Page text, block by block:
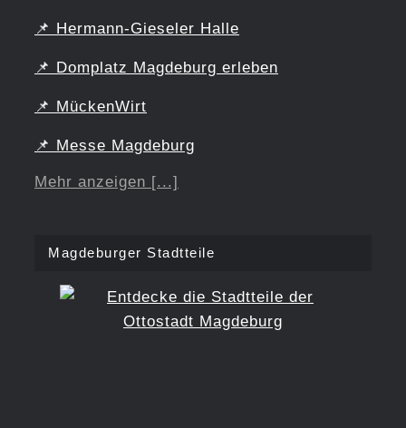
📌 Hermann-Gieseler Halle
📌 Domplatz Magdeburg erleben
📌 MückenWirt
📌 Messe Magdeburg
Mehr anzeigen [...]
Magdeburger Stadtteile